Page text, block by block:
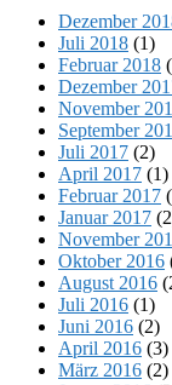
Dezember
Juli 2018 (1)
Februar 2018
Dezember
November
September
Juli 2017 (2)
April 2017 (1)
Februar 2017
Januar 2017
November
Oktober 2016
August 2016
Juli 2016 (1)
Juni 2016 (2)
April 2016 (3)
März 2016 (2)